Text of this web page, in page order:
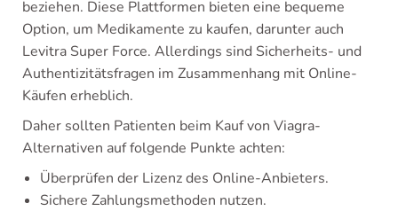
beziehen. Diese Plattformen bieten eine bequeme
Option, um Medikamente zu kaufen, darunter auch
Levitra Super Force. Allerdings sind Sicherheits- und
Authentizitätsfragen im Zusammenhang mit Online-
Käufen erheblich.
Daher sollten Patienten beim Kauf von Viagra-
Alternativen auf folgende Punkte achten:
Überprüfen der Lizenz des Online-Anbieters.
Sichere Zahlungsmethoden nutzen.